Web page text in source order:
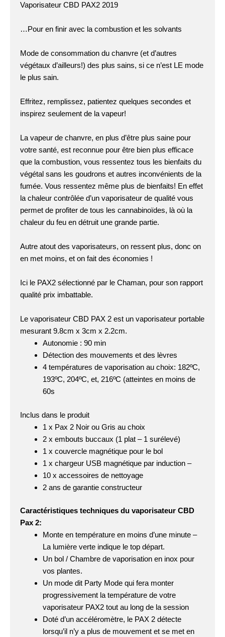
Vaporisateur CBD PAX2 2019
…Pour en finir avec la combustion et les solvants
Mode de consommation du chanvre (et d’autres
végétaux d’ailleurs!) des plus sains, si ce n’est LE mode
le plus sain.
Effritez, remplissez, patientez quelques secondes et
inspirez seulement de la vapeur!
La vapeur de chanvre, en plus d’être plus saine pour
votre santé, est reconnue pour être bien plus efficace
que la combustion, vous ressentez tous les bienfaits du
végétal sans les goudrons et autres inconvénients de la
fumée. Vous ressentez même plus de bienfaits! En effet
la chaleur contrôlée d’un vaporisateur de qualité vous
permet de profiter de tous les cannabinoïdes, là où la
chaleur du feu en détruit une grande partie.
Autre atout des vaporisateurs, on ressent plus, donc on
en met moins, et on fait des économies !
Ici le PAX2 sélectionné par le Chaman, pour son rapport
qualité prix imbattable.
Le vaporisateur CBD PAX 2 est un vaporisateur portable
mesurant 9.8cm x 3cm x 2.2cm.
Autonomie : 90 min
Détection des mouvements et des lèvres
4 températures de vaporisation au choix: 182ºC,
193ºC, 204ºC, et, 216ºC (atteintes en moins de
60s
Inclus dans le produit
1 x Pax 2 Noir ou Gris au choix
2 x embouts buccaux (1 plat – 1 surélevé)
1 x couvercle magnétique pour le bol
1 x chargeur USB magnétique par induction –
10 x accessoires de nettoyage
2 ans de garantie constructeur
Caractéristiques techniques du vaporisateur CBD
Pax 2:
Monte en température en moins d’une minute –
La lumière verte indique le top départ.
Un bol / Chambre de vaporisation en inox pour
vos plantes.
Un mode dit Party Mode qui fera monter
progressivement la température de votre
vaporisateur PAX2 tout au long de la session
Doté d’un accéléromètre, le PAX 2 détecte
lorsqu’il n’y a plus de mouvement et se met en